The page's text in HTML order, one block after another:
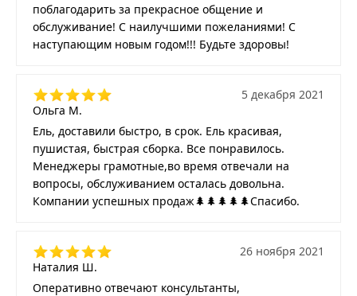
поблагодарить за прекрасное общение и
обслуживание! С наилучшими пожеланиями! С
наступающим новым годом!!! Будьте здоровы!
Ольга М.
5 декабря 2021
Ель, доставили быстро, в срок. Ель красивая,
пушистая, быстрая сборка. Все понравилось.
Менеджеры грамотные,во время отвечали на
вопросы, обслуживанием осталась довольна.
Компании успешных продаж🌲🌲🌲🌲🌲Спасибо.
Наталия Ш.
26 ноября 2021
Оперативно отвечают консультанты,